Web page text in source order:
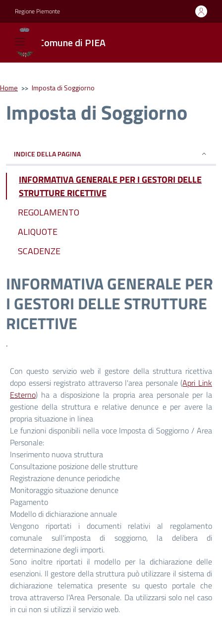
Regione Piemonte
Comune di PIEA
Home >> Imposta di Soggiorno
Imposta di Soggiorno
INDICE DELLA PAGINA
INFORMATIVA GENERALE PER I GESTORI DELLE
STRUTTURE RICETTIVE
REGOLAMENTO
ALIQUOTE
SCADENZE
INFORMATIVA GENERALE PER
I GESTORI DELLE STRUTTURE
RICETTIVE
.
Con questo servizio web il gestore della struttura ricettiva
dopo essersi registrato attraverso l'area personale (Apri Link
Esterno) ha a disposizione la propria area personale per la
gestione della struttura e relative denunce e per avere la
propria situazione in linea
Le funzioni disponibili nella voce Imposta di Soggiorno / Area
Personale:
Inserimento nuova struttura
Consultazione posizione delle strutture
Registrazione denunce periodiche
Monitoraggio situazione denunce
Pagamento
Modello di dichiarazione annuale
Vengono riportati i documenti relativi al regolamento
comunale sull'imposta di soggiorno, la delibera di
determinazione degli importi.
Sono inoltre riportati il modello per la dichiarazione delle
esenzioni. Il gestore della struttura può utilizzare il sistema di
dichiarazione telematica presente su questo portale che
trova attraverso l'Area Personale. Da utilizzarsi solo nel caso
in cui non si utilizzi il servizio web.